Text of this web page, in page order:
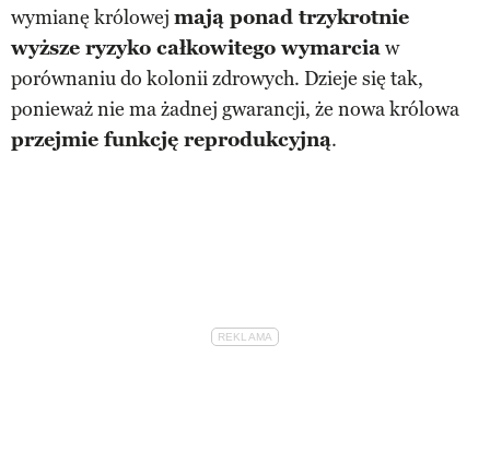
wymianę królowej mają ponad trzykrotnie
wyższe ryzyko całkowitego wymarciaw
porównaniu do kolonii zdrowych. Dzieje się tak,
ponieważ nie ma żadnej gwarancji, że nowa królowa
przejmie funkcję reprodukcyjną.